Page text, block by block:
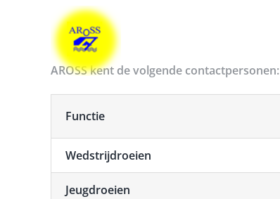
AROSS kent de volgende contactpersonen:
Functie
Wedstrijdroeien
Jeugdroeien